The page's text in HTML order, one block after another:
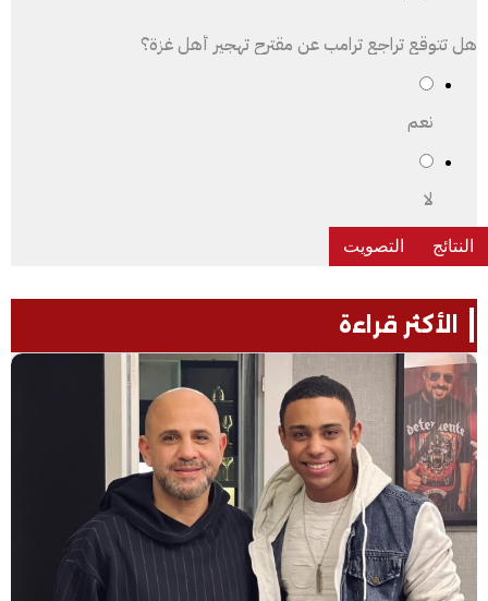
هل تتوقع تراجع ترامب عن مقترح تهجير أهل غزة؟
نعم
لا
الأكثر قراءة